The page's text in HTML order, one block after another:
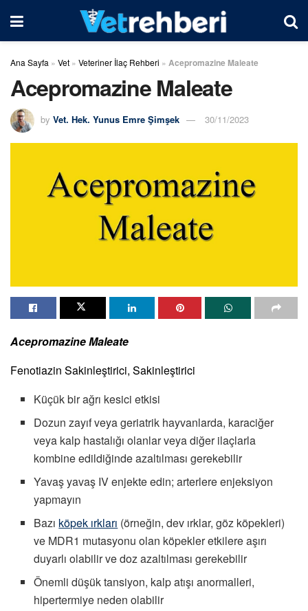
Ana Sayfa » Vet » Veteriner İlaç Rehberi » Acepromazine Maleate
Acepromazine Maleate
by Vet. Hek. Yunus Emre Şimşek 30/11/2023
Acepromazine Maleate
Fenotiazin Sakinleştirici, Sakinleştirici
Küçük bir ağrı kesici etkisi
Dozun zayıf veya geriatrik hayvanlarda, karaciğer
veya kalp hastalığı olanlar veya diğer ilaçlarla
kombine edildiğinde azaltılması gerekebilir
Yavaş yavaş IV enjekte edin; arterlere enjeksiyon
yapmayın
Bazı köpek ırkları (örneğin, dev ırklar, göz köpekleri)
ve MDR1 mutasyonu olan köpekler etkilere aşırı
duyarlı olabilir ve doz azaltılması gerekebilir
Önemli düşük tansiyon, kalp atışı anormalleri,
hipertermiye neden olabilir